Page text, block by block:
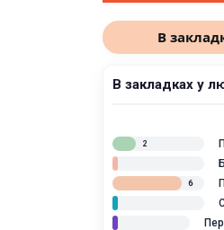
В
В закладках у
2
6